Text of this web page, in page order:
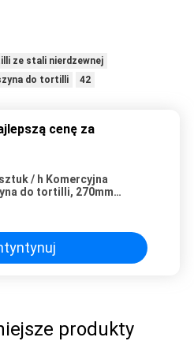
ze stali nierdzewnej
do tortilli
42
cenę za
/ h Komercyjna
do tortilli, 270mm
produkty